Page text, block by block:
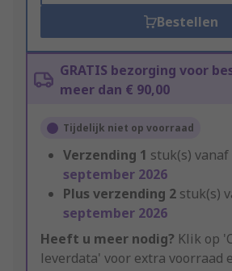
Bestellen
GRATIS bezorging voor
meer dan € 90,00
Tijdelijk niet op voorraad
Verzending 1 stuk(s) vanaf
september 2026
Plus verzending 2 stuk(s)
september 2026
Heeft u meer nodig? Klik op
leverdata' voor extra voorraad